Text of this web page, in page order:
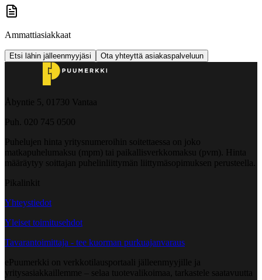
Ammattiasiakkaat
Etsi lähin jälleenmyyjäsi Ota yhteyttä asiakaspalveluun
Åbyntie 5, 01730 Vantaa
Puh. 020 745 0500
Puhelujen hinta yritysnumeroihin soitettaessa on joko
matkapuhelumaksu (mpm) tai paikallisverkkomaksu (pvm). Hinta
määräytyy soittajan puhelinliittymän liittymäsopimuksen perusteella.
Pikalinkit
Yhteystiedot
Yleiset toimitusehdot
Tavarantoimittaja - tee kuorman purkuajanvaraus
ePuumerkki on verkkotilausportaali jälleenmyyjille ja
yritysasiakkaillemme – selaa tuotevalikoimaa, tarkastele saatavuutta